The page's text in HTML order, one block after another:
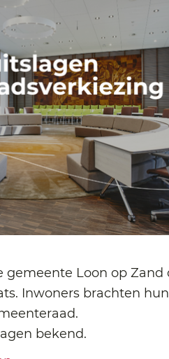
gemeente Loon op Zand
Inwoners brachten
bekend.